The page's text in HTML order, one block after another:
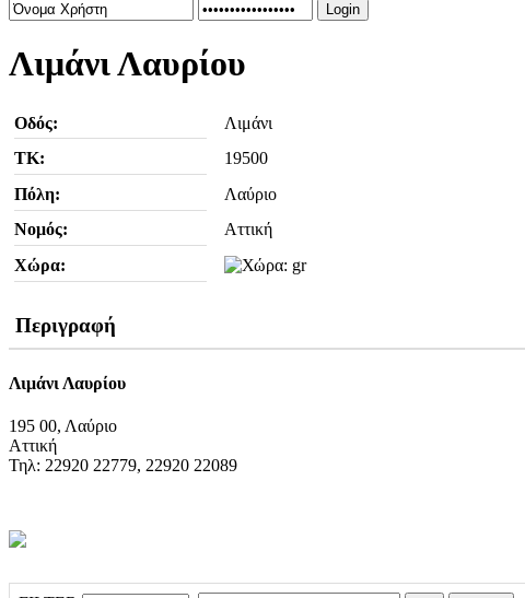
Login
Λιμάνι Λαυρίου
Οδός:
Λιμάνι
ΤΚ:
19500
Πόλη:
Λαύριο
Νομός:
Αττική
Χώρα:
Περιγραφή
Λιμάνι Λαυρίου
195 00, Λαύριο
Αττική
Τηλ: 22920 22779, 22920 22089